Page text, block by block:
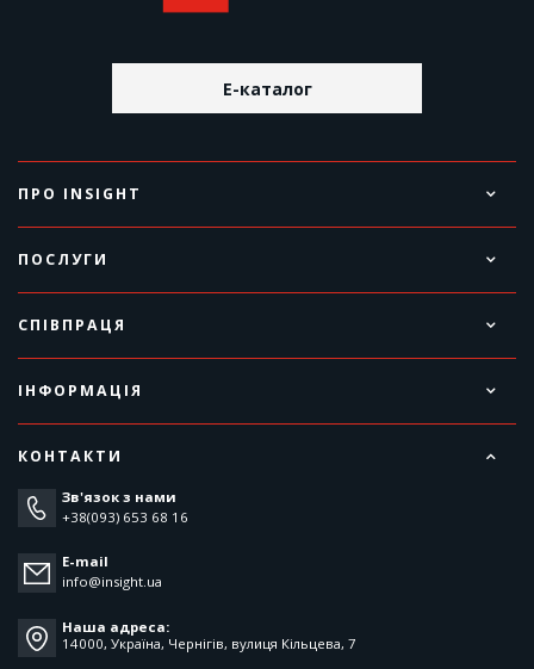
E-каталог
ПРО INSIGHT
ПОСЛУГИ
СПІВПРАЦЯ
ІНФОРМАЦІЯ
КОНТАКТИ
Зв'язок з нами
+38(093) 653 68 16
E-mail
info@insight.ua
Наша адреса:
14000, Україна, Чернігів, вулиця Кільцева, 7